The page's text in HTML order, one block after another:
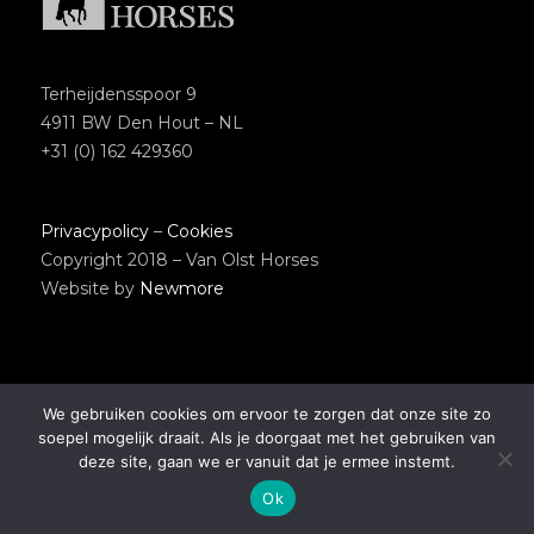
Terheijdensspoor 9
4911 BW Den Hout – NL
+31 (0) 162 429360
Privacypolicy– Cookies
Copyright 2018 – Van Olst Horses
Website by Newmore
We gebruiken cookies om ervoor te zorgen dat onze site zo
soepel mogelijk draait. Als je doorgaat met het gebruiken van
deze site, gaan we er vanuit dat je ermee instemt.
Ok